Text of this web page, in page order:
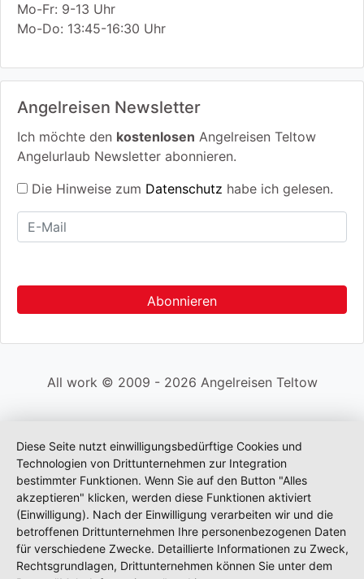
Mo-Fr: 9-13 Uhr
Mo-Do: 13:45-16:30 Uhr
Angelreisen Newsletter
Ich möchte den kostenlosen Angelreisen Teltow
Angelurlaub Newsletter abonnieren.
Die Hinweise zum Datenschutz habe ich gelesen.
All work © 2009 - 2026 Angelreisen Teltow
Diese Seite nutzt einwilligungsbedürftige Cookies und
Technologien von Drittunternehmen zur Integration
bestimmter Funktionen. Wenn Sie auf den Button "Alles
akzeptieren" klicken, werden diese Funktionen aktiviert
(Einwilligung). Nach der Einwilligung verarbeiten wir und die
betroffenen Drittunternehmen Ihre personenbezogenen Daten
für verschiedene Zwecke. Detaillierte Informationen zu Zweck,
Rechtsgrundlagen, Drittunternehmen können Sie unter dem